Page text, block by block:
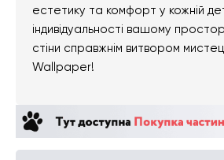
естетику та комфорт у кожній
індивідуальності вашому
стіни справжнім витвором
Wallpaper!